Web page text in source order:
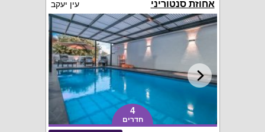
אחוזת סנטוריני עין יעקב
4
חדרים